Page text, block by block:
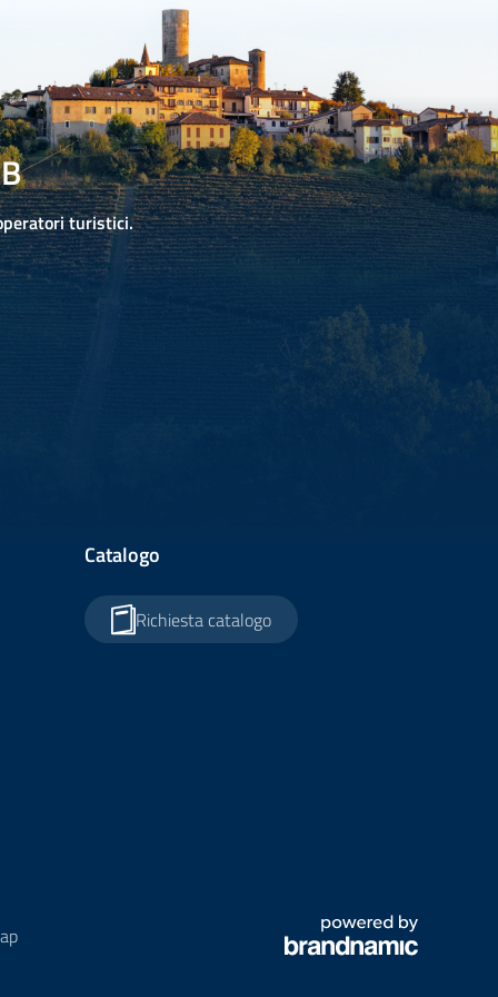
turistici.
Catalogo
Richiesta catalogo